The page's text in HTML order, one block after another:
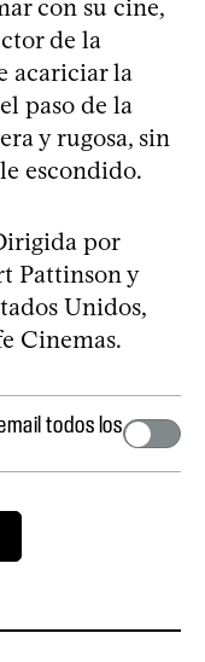
con su cine,
de la
acariciar la
paso de la
y rugosa, sin
escondido.
por
Pattinson y
Unidos,
Cinemas.
todos los